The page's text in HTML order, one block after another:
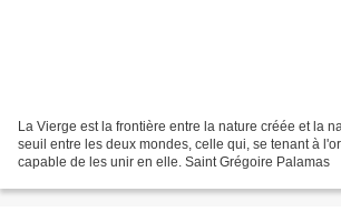
La Vierge est la frontière entre la nature créée et la
seuil entre les deux mondes, celle qui, se tenant à
capable de les unir en elle. Saint Grégoire Palamas